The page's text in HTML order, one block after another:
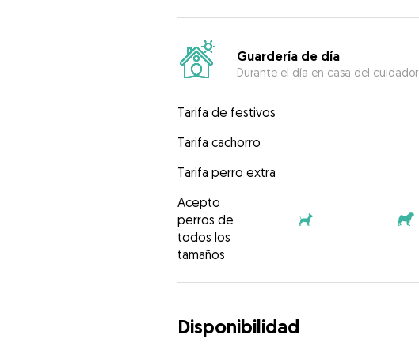
Guardería de día
Durante el día en casa del cuidador
Tarifa de festivos
Tarifa cachorro
Tarifa perro extra
Acepto
perros de
todos los
tamaños
Disponibilidad